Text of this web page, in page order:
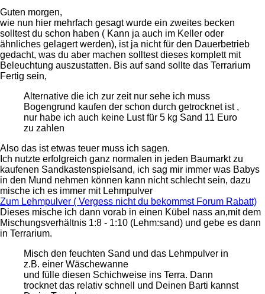
Guten morgen,
wie nun hier mehrfach gesagt wurde ein zweites becken
solltest du schon haben ( Kann ja auch im Keller oder
ähnliches gelagert werden), ist ja nicht für den Dauerbetrieb
gedacht, was du aber machen solltest dieses komplett mit
Beleuchtung auszustatten. Bis auf sand sollte das Terrarium
Fertig sein,
Alternative die ich zur zeit nur sehe ich muss
Bogengrund kaufen der schon durch getrocknet ist ,
nur habe ich auch keine Lust für 5 kg Sand 11 Euro
zu zahlen
Also das ist etwas teuer muss ich sagen.
Ich nutzte erfolgreich ganz normalen in jeden Baumarkt zu
kaufenen Sandkastenspielsand, ich sag mir immer was Babys
in den Mund nehmen können kann nicht schlecht sein, dazu
mische ich es immer mit Lehmpulver
Zum Lehmpulver ( Vergess nicht du bekommst Forum Rabatt)
Dieses mische ich dann vorab in einen Kübel nass an,mit dem
Mischungsverhältnis 1:8 - 1:10 (Lehm:sand) und gebe es dann
in Terrarium.
Misch den feuchten Sand und das Lehmpulver in
z.B. einer Wäschewanne
und fülle diesen Schichweise ins Terra. Dann
trocknet das relativ schnell und Deinen Barti kannst